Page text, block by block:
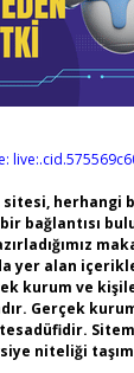
herhangi
bağlantısı
yer alan
kurum ve
Gerçek
niteliği